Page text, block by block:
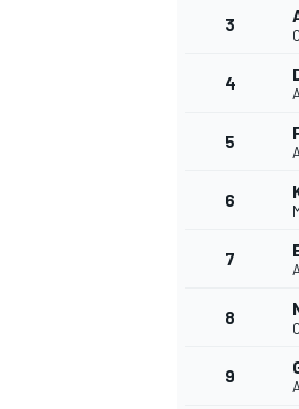
3
4
5
6
7
8
9